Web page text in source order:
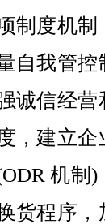
制度机
自我管
诚信经
，建立
机制
货程序